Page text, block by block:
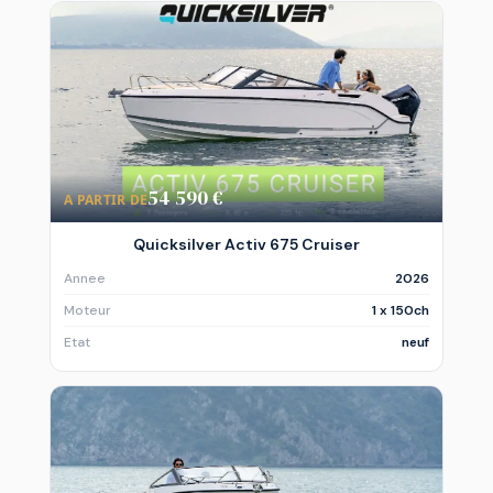
A PARTIR DE54 590 €
Quicksilver Activ 675 Cruiser
Annee
2026
Moteur
1 x 150ch
Etat
neuf